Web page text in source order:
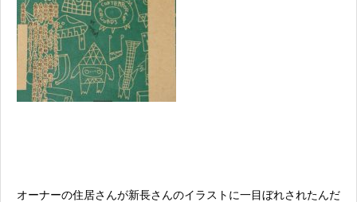
オーナーの住居さんが新長さんのイラストに一目ぼれされたんだ